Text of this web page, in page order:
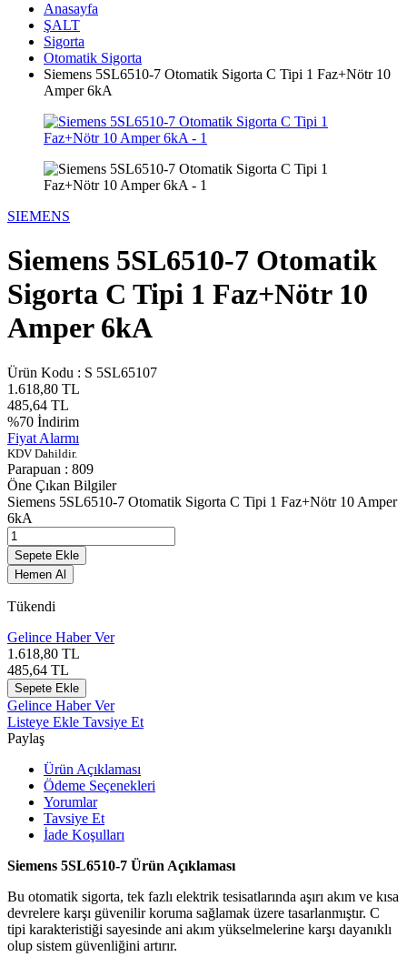
Anasayfa
ŞALT
Sigorta
Otomatik Sigorta
Siemens 5SL6510-7 Otomatik Sigorta C Tipi 1 Faz+Nötr 10
Amper 6kA
SIEMENS
Siemens 5SL6510-7 Otomatik
Sigorta C Tipi 1 Faz+Nötr 10
Amper 6kA
Ürün Kodu : S 5SL65107
1.618,80 TL
485,64 TL
%70 İndirim
Fiyat Alarmı
KDV Dahildir.
Parapuan : 809
Öne Çıkan Bilgiler
Siemens 5SL6510-7 Otomatik Sigorta C Tipi 1 Faz+Nötr 10 Amper
6kA
Sepete Ekle
Hemen Al
Tükendi
Gelince Haber Ver
1.618,80 TL
485,64 TL
Sepete Ekle
Gelince Haber Ver
Listeye Ekle Tavsiye Et
Paylaş
Ürün Açıklaması
Ödeme Seçenekleri
Yorumlar
Tavsiye Et
İade Koşulları
Siemens 5SL6510-7 Ürün Açıklaması
Bu otomatik sigorta, tek fazlı elektrik tesisatlarında aşırı akım ve kısa
devrelere karşı güvenilir koruma sağlamak üzere tasarlanmıştır. C
tipi karakteristiği sayesinde ani akım yükselmelerine karşı dayanıklı
olup sistem güvenliğini artırır.